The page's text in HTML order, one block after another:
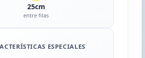
25cm
entre filas
ESPECIALES